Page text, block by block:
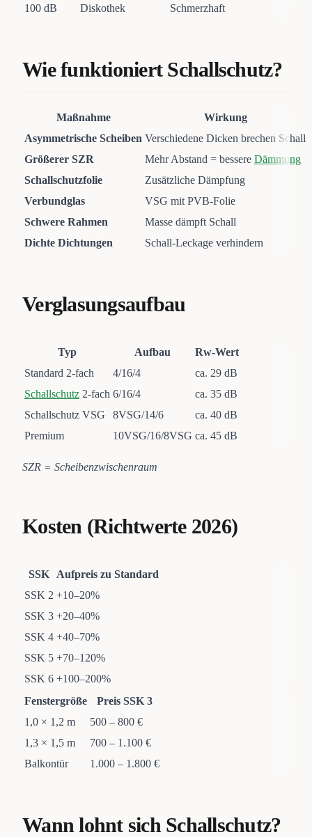
100 dB Diskothek Schmerzhaft
Wie funktioniert Schallschutz?
Maßnahme
Wirkung
Asymmetrische Scheiben Verschiedene Dicken brechen Schall
Größerer SZR
Mehr Abstand = bessere Dämmung
Schallschutzfolie
Zusätzliche Dämpfung
Verbundglas
VSG mit PVB-Folie
Schwere Rahmen
Masse dämpft Schall
Dichte Dichtungen
Schall-Leckage verhindern
Verglasungsaufbau
Typ Aufbau
Rw-Wert
Standard 2-fach
4/16/4
ca. 29 dB
Schallschutz 2-fach 6/16/4
ca. 35 dB
Schallschutz VSG
8VSG/14/6
ca. 40 dB
Premium
10VSG/16/8VSG ca. 45 dB
SZR = Scheibenzwischenraum
Kosten (Richtwerte 2026)
SSK
Aufpreis zu Standard
SSK 2 +10–20%
SSK 3 +20–40%
SSK 4 +40–70%
SSK 5 +70–120%
SSK 6 +100–200%
Fenstergröße
Preis SSK 3
1,0 × 1,2 m
500 – 800 €
1,3 × 1,5 m
700 – 1.100 €
Balkontür
1.000 – 1.800 €
Wann lohnt sich Schallschutz?